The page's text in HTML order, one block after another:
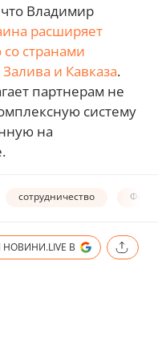
Владимир
расширяет
странами
и Кавказа.
партнерам не
систему
на
сотрудничество
В